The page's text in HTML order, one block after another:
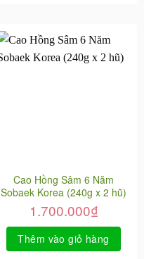
Cao Hồng Sâm 6 Năm
Sobaek Korea (240g x 2 hũ)
1.700.000₫
Thêm vào giỏ hàng